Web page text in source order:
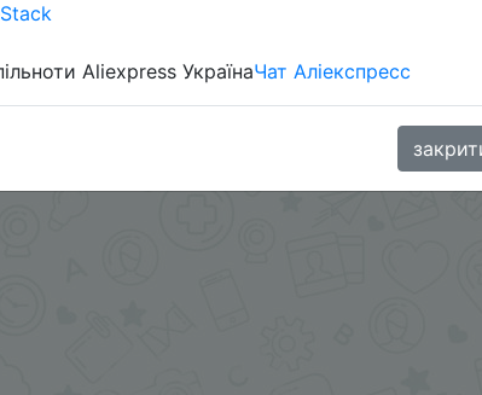
Aliexpress УкраїнаЧат Аліекспресс